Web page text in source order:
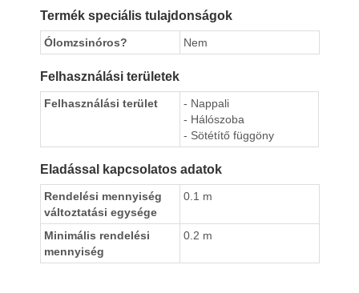
Termék speciális tulajdonságok
Ólomzsinóros? Nem
Felhasználási területek
Felhasználási terület
- Nappali
- Hálószoba
- Sötétítő függöny
Eladással kapcsolatos adatok
Rendelési mennyiség
változtatási egysége
0.1 m
Minimális rendelési
mennyiség
0.2 m